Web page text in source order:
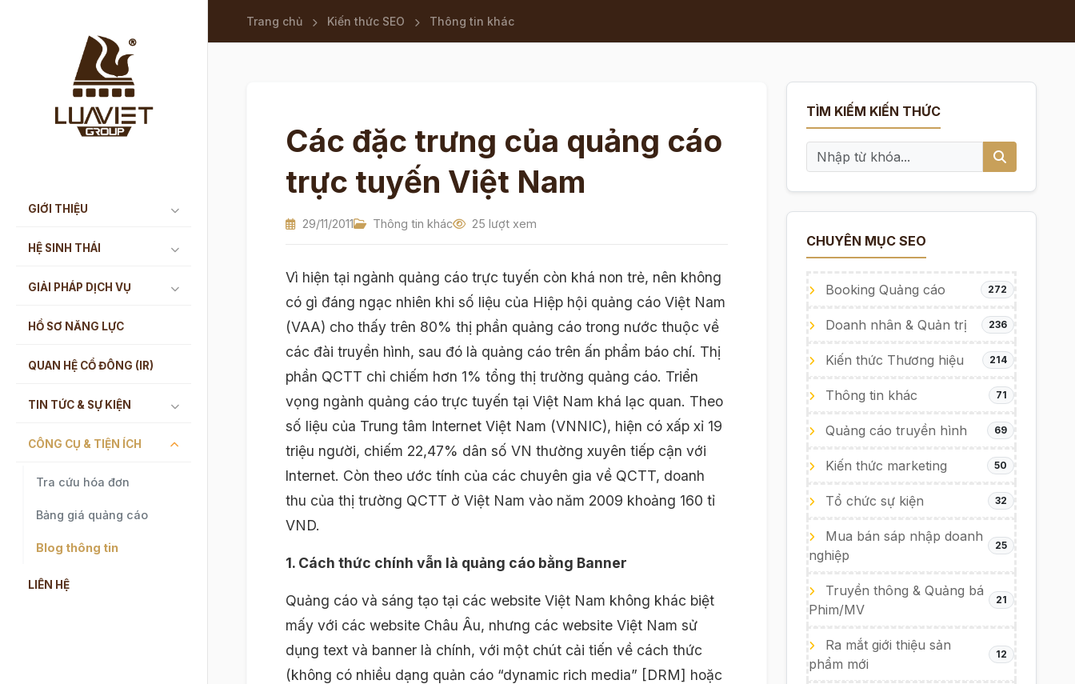
GIỚI THIỆU
HỆ SINH THÁI
GIẢI PHÁP DỊCH VỤ
HỒ SƠ NĂNG LỰC
QUAN HỆ CỔ ĐÔNG (IR)
TIN TỨC & SỰ KIỆN
CÔNG CỤ & TIỆN ÍCH
Tra cứu hóa đơn
Bảng giá quảng cáo
Blog thông tin
LIÊN HỆ
Trang chủ Kiến thức SEO Thông tin khác
Các đặc trưng của quảng cáo
trực tuyến Việt Nam
29/11/2011 Thông tin khác 25 lượt xem
Vì hiện tại ngành quảng cáo trực tuyến còn khá non trẻ, nên không
có gì đáng ngạc nhiên khi số liệu của Hiệp hội quảng cáo Việt Nam
(VAA) cho thấy trên 80% thị phần quảng cáo trong nước thuộc về
các đài truyền hình, sau đó là quảng cáo trên ấn phẩm báo chí. Thị
phần QCTT chỉ chiếm hơn 1% tổng thị trường quảng cáo. Triển
vọng ngành quảng cáo trực tuyến tại Việt Nam khá lạc quan. Theo
số liệu của Trung tâm Internet Việt Nam (VNNIC), hiện có xấp xỉ 19
triệu người, chiếm 22,47% dân số VN thường xuyên tiếp cận với
lnternet. Còn theo ước tính của các chuyên gia về QCTT, doanh
thu của thị trường QCTT ở Việt Nam vào năm 2009 khoảng 160 tỉ
VND.
1. Cách thức chính vẫn là quảng cáo bằng Banner
Quảng cáo và sáng tạo tại các website Việt Nam không khác biệt
mấy với các website Châu Âu, nhưng các website Việt Nam sử
dụng text và banner là chính, với một chút cải tiến về cách thức
(không có nhiều dạng quản cáo “dynamic rich media” [DRM] hoặc
TÌM KIẾM KIẾN THỨC
CHUYÊN MỤC SEO
Booking Quảng cáo 272
Doanh nhân & Quản trị 236
Kiến thức Thương hiệu 214
Thông tin khác 71
Quảng cáo truyền hình 69
Kiến thức marketing 50
Tổ chức sự kiện 32
Mua bán sáp nhập doanh
nghiệp
25
Truyền thông & Quảng bá
Phim/MV
21
Ra mắt giới thiệu sản
phẩm mới
12